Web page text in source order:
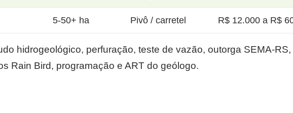
5-50+ ha Pivô / carretel R$ 12.000 a R$
hidrogeológico, perfuração, teste de vazão, outorga SEMA-
Rain Bird, programação e ART do geólogo.